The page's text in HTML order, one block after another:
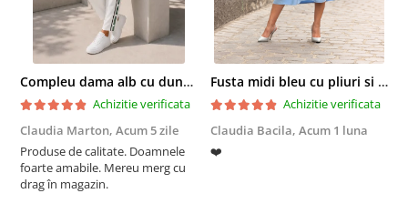
Compleu dama alb cu dungi laterale in nuante de verde si negru
Achizitie verificata
Claudia Marton, Acum 5 zile
Produse de calitate. Doamnele
foarte amabile. Mereu merg cu
drag în magazin.
Fusta midi bleu cu pliuri si buzunare
Achizitie verificata
Claudia Bacila, Acum 1 luna
❤️